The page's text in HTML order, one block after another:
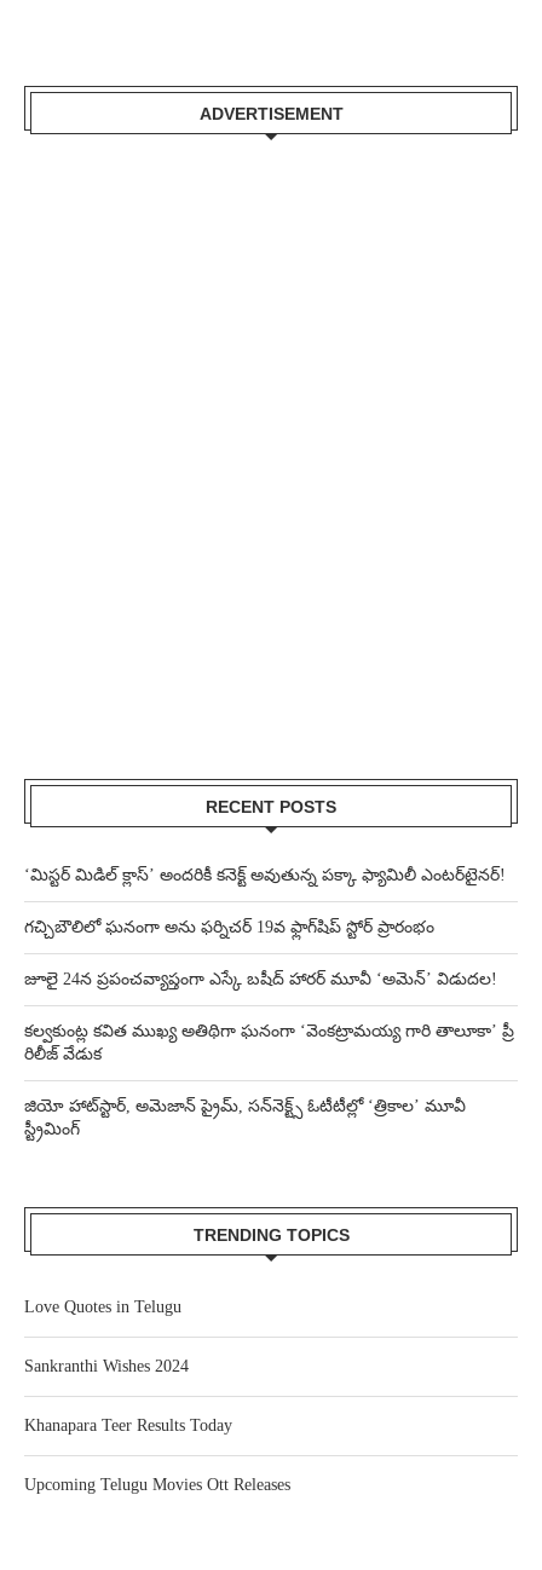
ADVERTISEMENT
RECENT POSTS
‘మిస్టర్ మిడిల్ క్లాస్’ అందరికీ కనెక్ట్ అవుతున్న పక్కా ఫ్యామిలీ ఎంటర్‌టైనర్!
గచ్చిబౌలిలో ఘనంగా అను ఫర్నిచర్ 19వ ఫ్లాగ్‌షిప్ స్టోర్ ప్రారంభం
జూలై 24న ప్రపంచవ్యాప్తంగా ఎస్కే బషీద్‌ హారర్ మూవీ ‘అమెన్’ విడుదల!
కల్వకుంట్ల కవిత ముఖ్య అతిథిగా ఘనంగా ‘వెంకట్రామయ్య గారి తాలూకా’ ప్రీ
రిలీజ్ వేడుక
జియో హాట్‌స్టార్, అమెజాన్ ప్రైమ్, సన్‌నెక్ట్స్ ఓటీటీల్లో ‘త్రికాల’ మూవీ
స్ట్రీమింగ్
TRENDING TOPICS
Love Quotes in Telugu
Sankranthi Wishes 2024
Khanapara Teer Results Today
Upcoming Telugu Movies Ott Releases